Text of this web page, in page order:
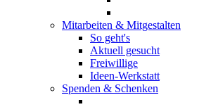
Mitarbeiten & Mitgestalten
So geht's
Aktuell gesucht
Freiwillige
Ideen-Werkstatt
Spenden & Schenken